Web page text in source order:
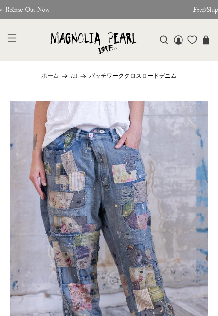
Release Out Now Free
ホーム All パッチワーククロスロードデニム